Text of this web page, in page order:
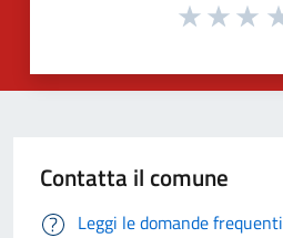
Contatta il comune
Leggi le domande frequenti